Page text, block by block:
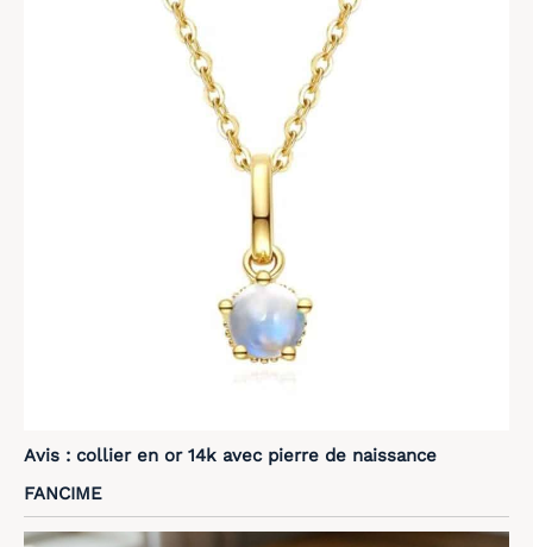
Avis : collier en or 14k avec pierre de naissance
FANCIME